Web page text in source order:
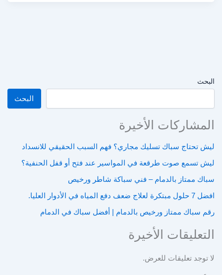
البحث
البحث
المشاركات الأخيرة
ليش تحتاج سباك تسليك مجاري؟ فهم السبب الحقيقي للانسداد
ليش تسمع صوت طرقعة في المواسير عند فتح أو قفل الحنفية؟
سباك ممتاز بالدمام – فني سباكة شاطر ورخيص
افضل 7 حلول مبتكرة لعلاج ضعف دفع المياه في الأدوار العليا.
رقم سباك ممتاز ورخيص بالدمام | أفضل سباك في الدمام
التعليقات الأخيرة
لا توجد تعليقات للعرض.